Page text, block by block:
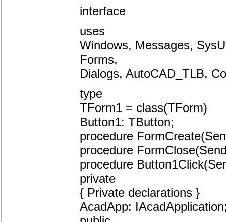
interface
uses
Windows, Messages,
Forms,
Dialogs, AutoCAD_TLB,
type
TForm1 = class(TForm)
Button1: TButton;
procedure
procedure
procedure
private
{ Private declarations }
AcadApp: